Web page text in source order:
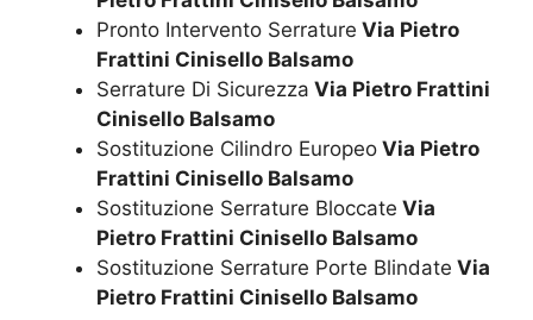
Pronto Intervento Serrature Via Pietro
Frattini Cinisello Balsamo
Serrature Di Sicurezza Via Pietro Frattini
Cinisello Balsamo
Sostituzione Cilindro Europeo Via Pietro
Frattini Cinisello Balsamo
Sostituzione Serrature Bloccate Via
Pietro Frattini Cinisello Balsamo
Sostituzione Serrature Porte Blindate Via
Pietro Frattini Cinisello Balsamo